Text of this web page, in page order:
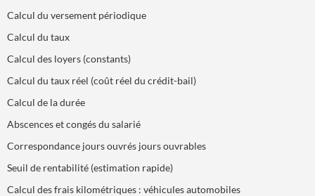
Calcul du versement périodique
Calcul du taux
Calcul des loyers (constants)
Calcul du taux réel (coût réel du crédit-bail)
Calcul de la durée
Abscences et congés du salarié
Correspondance jours ouvrés jours ouvrables
Seuil de rentabilité (estimation rapide)
Calcul des frais kilométriques : véhicules automobiles